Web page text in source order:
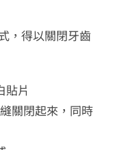
，得以關閉牙齒
貼片
關閉起來，同時